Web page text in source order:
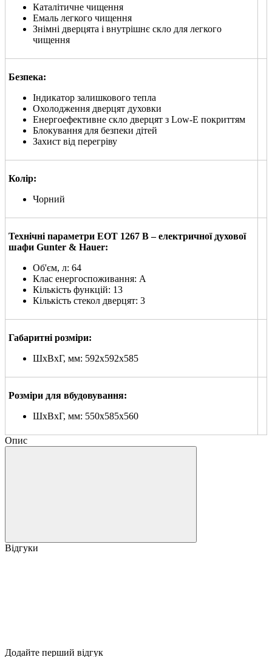
Каталітичне чищення
Емаль легкого чищення
Знімні дверцята і внутрішнє скло для легкого
чищення
Безпека:
Індикатор залишкового тепла
Охолодження дверцят духовки
Енергоефективне скло дверцят з Low-E покриттям
Блокування для безпеки дітей
Захист від перегріву
Колір:
Чорний
Технічні параметри EOT 1267 B – електричної духової
шафи Gunter & Hauer:
Об'єм, л: 64
Клас енергоспоживання: A
Кількість функцій: 13
Кількість стекол дверцят: 3
Габаритні розміри:
ШхВхГ, мм: 592х592х585
Розміри для вбудовування:
ШхВхГ, мм: 550х585х560
Опис
Відгуки
Додайте перший відгук